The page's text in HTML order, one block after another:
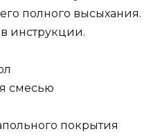
полного высыхания.
инструкции.
смесью
покрытия